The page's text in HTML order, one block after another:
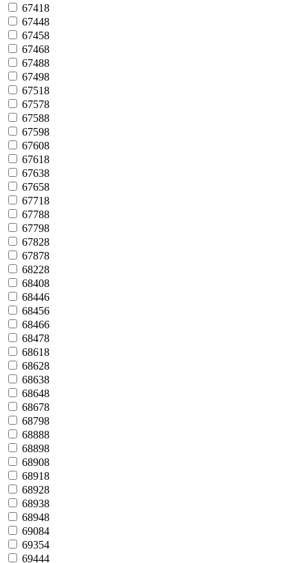
67418
67448
67458
67468
67488
67498
67518
67578
67588
67598
67608
67618
67638
67658
67718
67788
67798
67828
67878
68228
68408
68446
68456
68466
68478
68618
68628
68638
68648
68678
68798
68888
68898
68908
68918
68928
68938
68948
69084
69354
69444